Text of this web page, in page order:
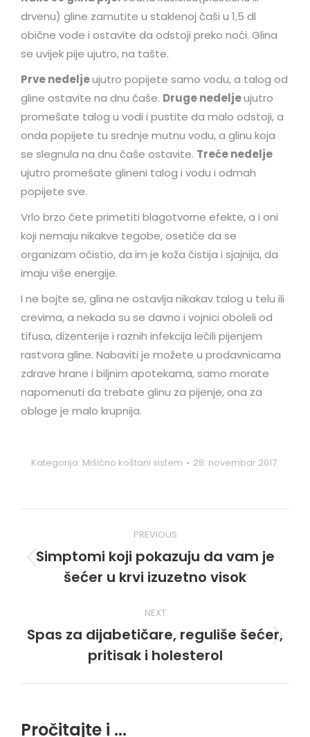
drvenu) gline zamutite u staklenoj čaši u 1,5 dl
obične vode i ostavite da odstoji preko noći. Glina
se uvijek pije ujutro, na tašte.
Prve nedeljeujutro popijete samo vodu, a talog od
gline ostavite na dnu čaše. Druge nedeljeujutro
promešate talog u vodi i pustite da malo odstoji, a
onda popijete tu srednje mutnu vodu, a glinu koja
se slegnula na dnu čaše ostavite. Treće nedelje
ujutro promešate glineni talog i vodu i odmah
popijete sve.
Vrlo brzo ćete primetiti blagotvorne efekte, a i oni
koji nemaju nikakve tegobe, osetiće da se
organizam očistio, da im je koža čistija i sjajnija, da
imaju više energije.
I ne bojte se, glina ne ostavlja nikakav talog u telu ili
crevima, a nekada su se davno i vojnici oboleli od
tifusa, dizenterije i raznih infekcija lečili pijenjem
rastvora gline. Nabaviti je možete u prodavnicama
zdrave hrane i biljnim apotekama, samo morate
napomenuti da trebate glinu za pijenje, ona za
obloge je malo krupnija.
Kategorija: Mišićno koštani sistem 28. novembar 2017.
navigation
PREVIOUS
Previous
post:
Simptomi koji pokazuju da vam je
šećer u krvi izuzetno visok
NEXT
Next
post:
Spas za dijabetičare, reguliše šećer,
pritisak i holesterol
Pročitajte i ...